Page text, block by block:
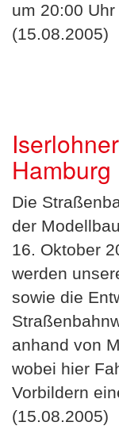
um 20:00
(15.08.2005)
Hamburg
Die
der
16. Oktober
werden
sowie die
anhand von
wobei hier
Vorbildern
(15.08.2005)